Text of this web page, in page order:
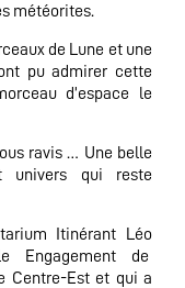
météorites.
de Lune et une
pu admirer cette
d’espace le
ravis … Une belle
univers qui reste
Itinérant Léo
Engagement de
Centre-Est et qui a